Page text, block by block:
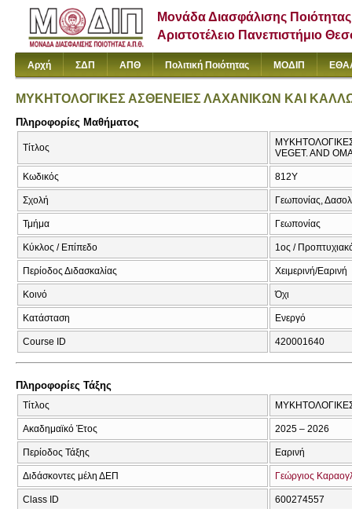
Μονάδα Διασφάλισης Ποιότητας
Αριστοτέλειο Πανεπιστήμιο
Αρχή ΣΔΠ ΑΠΘ Πολιτική Ποιότητας ΜΟΔΙΠ
ΜΥΚΗΤΟΛΟΓΙΚΕΣ ΑΣΘΕΝΕΙΕΣ ΛΑΧΑΝΙΚΩΝ ΚΑΙ
Πληροφορίες Μαθήματος
Τίτλος
VEGET. AND
Κωδικός 812Υ
Σχολή Γεωπονίας,
Τμήμα Γεωπονίας
Κύκλος / Επίπεδο 1ος /
Περίοδος Διδασκαλίας Χειμερινή/Εαρινή
Κοινό Όχι
Κατάσταση Ενεργό
Course ID 420001640
Πληροφορίες Τάξης
Τίτλος
Ακαδημαϊκό Έτος 2025 – 2026
Περίοδος Τάξης Εαρινή
Διδάσκοντες μέλη ΔΕΠ Γεώργιος
Class ID 600274557